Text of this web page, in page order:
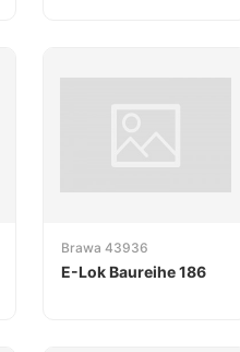
Brawa 43936
E-Lok Baureihe 186